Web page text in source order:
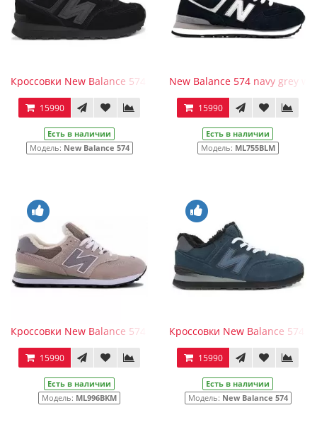
Кроссовки New Balance 574 Black зимние
15990
Есть в наличии
Модель: New Balance 574
New Balance 574 navy grey
15990
Есть в наличии
Модель: ML755BLM
Кроссовки New Balance 574 Gray Beige зимние
15990
Есть в наличии
Модель: ML996BKM
Кроссовки New Balance 574
15990
Есть в наличии
Модель: New Balance 574